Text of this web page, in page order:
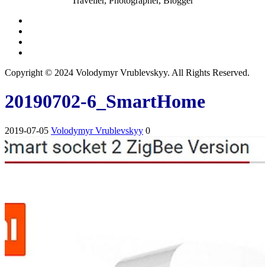
Copyright © 2024 Volodymyr Vrublevskyy. All Rights Reserved.
20190702-6_SmartHome
2019-07-05 Volodymyr Vrublevskyy 0